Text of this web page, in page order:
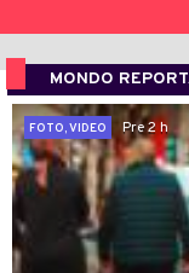
MONDO
FOTO, VIDEO
Pre 2 h